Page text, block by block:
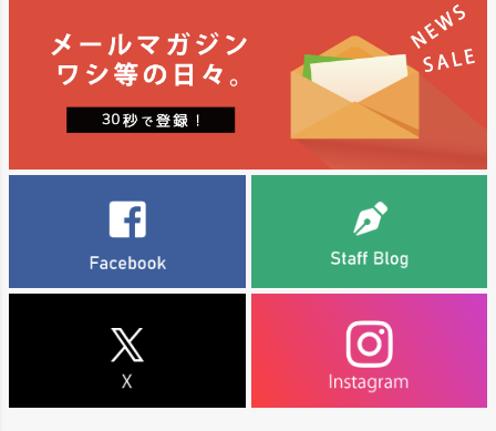
現在では、かつてのパソ・ロブレス単一畑に限定された生産から一歩進み、
冷涼な沿岸部を含む高品質な自社畑のブドウを使用。これにより、ワインの
品質は飛躍的に向上し、果実味とバランスに優れた味わいが特徴となってい
ます。持続可能な農法(CCSW認証)のもと管理された畑から、品種の個性を活
かした単一品種ワインを中心に、モダンで誠実なスタイルをリーズナブルな
価格で提供しています。
イオスでは、「偉大なワインは偉大な果実なしには造れない」と考えていま
す。カリフォルニア州のレイク郡、ソノマ郡、セントラル・コースト地域な
ど、有数のブドウ産地にある良質な畑からブドウを調達しています。これら
の地域は地理的に多様で、それぞれ独特の微気候を有しており、ユニークな
アロマ、フレーバー、テクスチャーを持つワインを生み出しています。
■イオスについて
ソ・ロブレスに創設され、大きな成功を収めたワイナリーです。2010年には
ビル・フォーリー率いるフォーリー・ファミリー・ワインズの一員となり、
ブランド名の「EOS」は、毎朝天の門を開けて太陽を昇らせるギリシャ神話
語になぞらえ、EOSではすべてのブドウを夜明け前に手摘みで収穫。その情
熱がワイン造りに注ぎ込まれています。
現在では、かつてのパソ・ロブレス単一畑に限定された生産から一歩進み、
冷涼な沿岸部を含む高品質な自社畑のブドウを使用。これにより、ワインの
ジト
へ